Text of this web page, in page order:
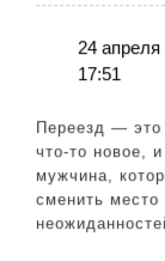
24 апреля
17:51
Переезд — это одновременно и возможность начать
что-то новое,
мужчина,
сменить место